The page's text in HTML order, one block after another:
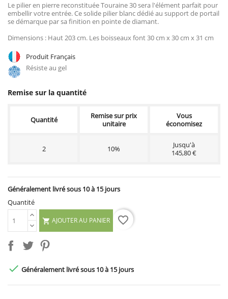
Le pilier en pierre reconstituée Touraine 30 sera l'élément parfait pour
embellir votre entrée. Ce solide pilier blanc dédié au support de portail
se démarque par sa finition en pointe de diamant.
Dimensions : Haut 203 cm. Les boisseaux font 30 cm x 30 cm x 31 cm
Produit Français
Résiste au gel
Remise sur la quantité
Quantité
Remise sur prix
unitaire
Vous
économisez
2 10%
Jusqu'à
145,80 €
Généralement livré sous 10 à 15 jours
Quantité
 AJOUTER AU PANIER favorite_border
 Généralement livré sous 10 à 15 jours